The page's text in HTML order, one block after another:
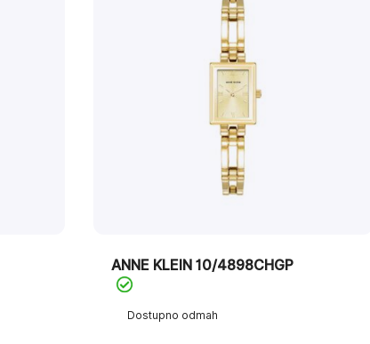
Dostupno odmah
ANNE KLEIN 10/4898CHGP